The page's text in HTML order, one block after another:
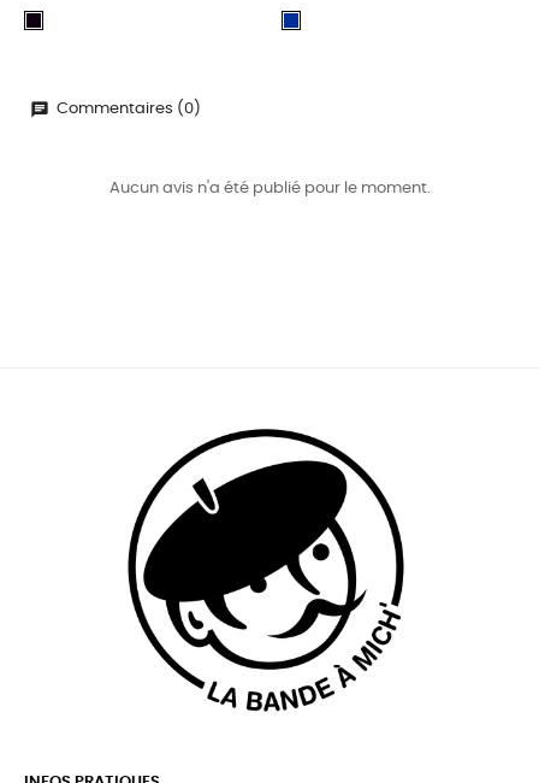
Commentaires (0)
Aucun avis n'a été publié pour le moment.